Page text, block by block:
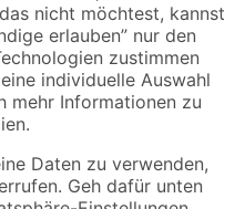
dargestellten Angebote sind unter